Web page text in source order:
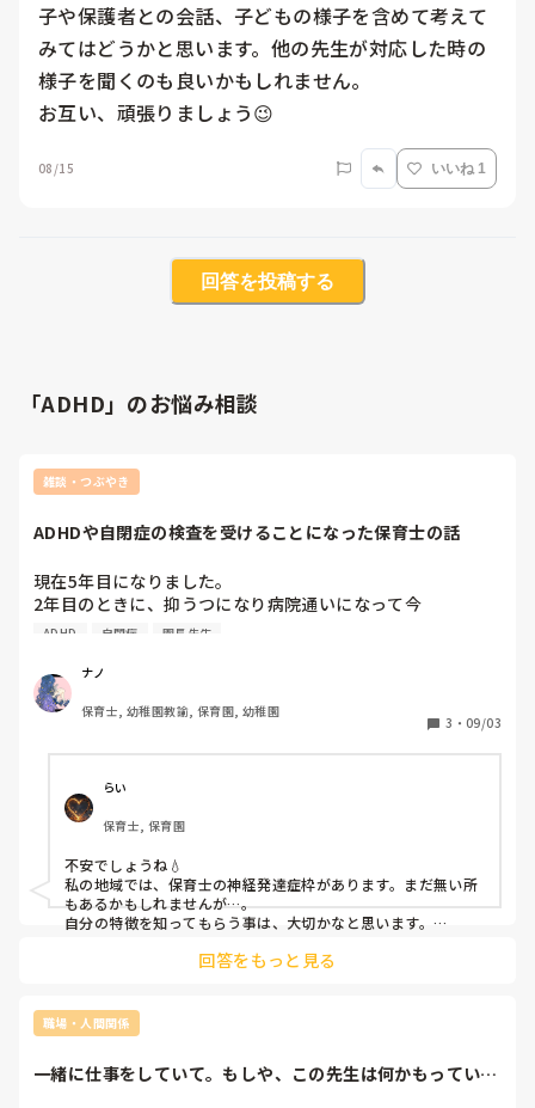
子や保護者との会話、子どもの様子を含めて考えて
みてはどうかと思います。他の先生が対応した時の
様子を聞くのも良いかもしれません。
お互い、頑張りましょう😉
08/15 いいね 1
回答を投稿する
「ADHD」のお悩み相談
雑談・つぶやき
ADHDや自閉症の検査を受けることになった保育士の話
現在5年目になりました。
2年目のときに、抑うつになり病院通いになって今
た。
検査結果待ちですが、結果が出てADHDや自閉症と診断を受
けた場合、職場に報告するほうがいいのでしょうか？(そも
す)
また、保育士を続けていくことはできるのでしょうか？
検査をしたあとから、不安で仕方なく、どうするべきかわか
らず困っています。
ADHD 自閉症 園長先生
ナノ
保育士, 幼稚園教諭, 保育園, 幼稚園
3 ・ 09/03
らい
保育士, 保育園
不安でしょうね💧
私の地域では、保育士の神経発達症枠があります。まだ無い所
もあるかもしれませんが…。
自分の特徴を知ってもらう事は、大切かなと思います。
保育士に関わらず、周りの人に知っていてもらう事は、あなた
回答をもっと見る
職場・人間関係
一緒に仕事をしていて。もしや、この先生は何かもってい